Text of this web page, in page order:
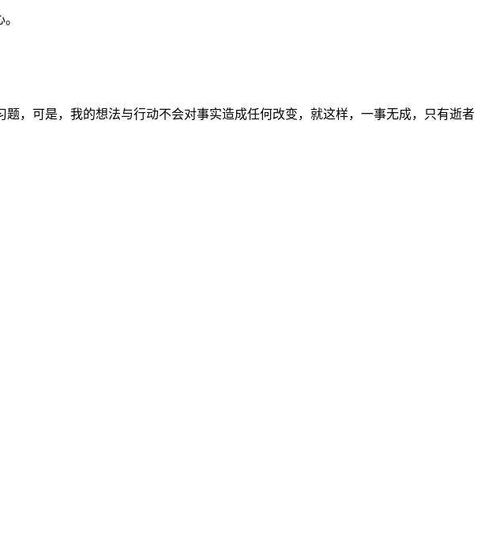
，可是，我的想法与行动不会对事实造成任何改变，就这样，一事无成，只有逝者